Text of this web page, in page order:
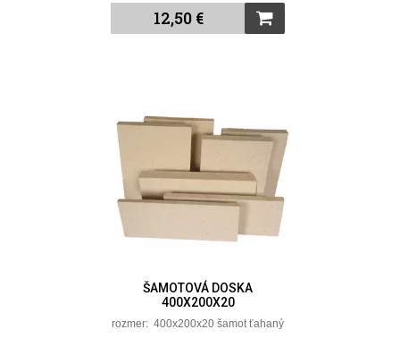
12,50 €
ŠAMOTOVÁ DOSKA
400X200X20
rozmer: 400x200x20 šamot ťahaný